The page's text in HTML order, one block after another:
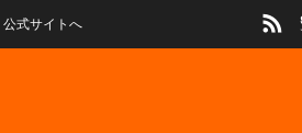
公式サイトへ